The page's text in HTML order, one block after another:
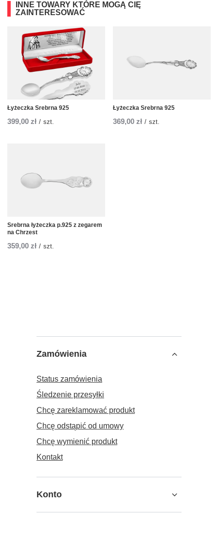
INNE TOWARY KTÓRE MOGĄ CIĘ
ZAINTERESOWAĆ
Łyżeczka Srebrna 925
399,00 zł / szt.
Łyżeczka Srebrna 925
369,00 zł / szt.
Srebrna łyżeczka p.925 z zegarem
na Chrzest
359,00 zł / szt.
Zamówienia
Status zamówienia
Śledzenie przesyłki
Chcę zareklamować produkt
Chcę odstąpić od umowy
Chcę wymienić produkt
Kontakt
Konto